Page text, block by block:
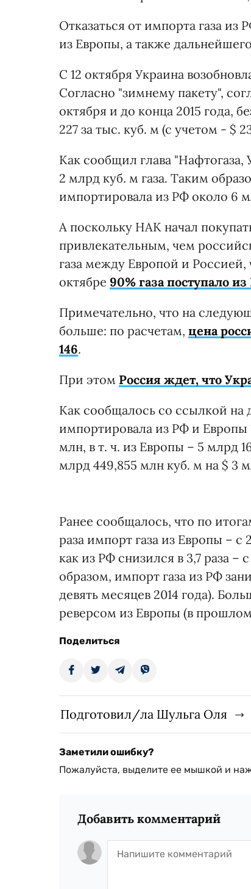
Отказаться от импорта газа
из Европы, а также
С 12 октября Украина
Согласно "зимнему пакету",
октября и до конца 2015 года,
227 за тыс. куб. м (с учетом - $
Как сообщил глава "Нафтогаза,
2 млрд куб. м газа. Таким
импортировала из РФ около 6
А поскольку НАК начал
привлекательным, чем
газа между Европой и
октябре 90% газа поступало
Примечательно, что на
больше: по расчетам, цена
146.
При этом Россия ждет, что
Как сообщалось со ссылкой на
импортировала из РФ и Европы
млн, в т. ч. из Европы – 5 млрд
млрд 449,855 млн куб. м на $ 3
Ранее сообщалось, что по
раза импорт газа из Европы – с
как из РФ снизился в 3,7 раза
образом, импорт газа из РФ
девять месяцев 2014 года).
реверсом из Европы (в прошлом
Поделиться
Подготовил/ла Шульга Оля
Заметили ошибку?
Пожалуйста, выделите ее мышкой и
Добавить комментарий